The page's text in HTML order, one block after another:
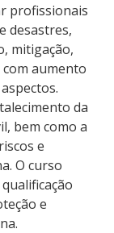
profissionais
desastres,
mitigação,
aumento
da
bem como a
e
O curso
e